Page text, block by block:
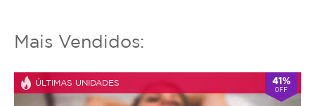
Mais Vendidos:
ÚLTIMAS UNIDADES 41%
OFF